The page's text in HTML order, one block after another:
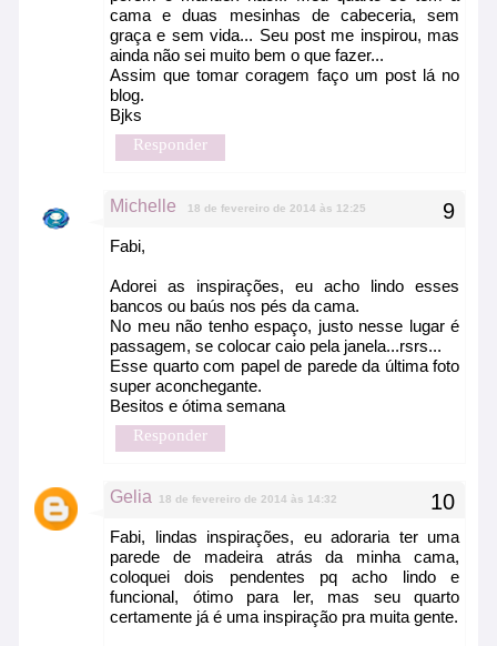
cama e duas mesinhas de cabeceria, sem
graça e sem vida... Seu post me inspirou, mas
ainda não sei muito bem o que fazer...
Assim que tomar coragem faço um post lá no
blog.
Bjks
Responder
Michelle 18 de fevereiro de 2014 às 12:25
Fabi,
Adorei as inspirações, eu acho lindo esses
bancos ou baús nos pés da cama.
No meu não tenho espaço, justo nesse lugar é
passagem, se colocar caio pela janela...rsrs...
Esse quarto com papel de parede da última foto
super aconchegante.
Besitos e ótima semana
Responder
Gelia 18 de fevereiro de 2014 às 14:32
Fabi, lindas inspirações, eu adoraria ter uma
parede de madeira atrás da minha cama,
coloquei dois pendentes pq acho lindo e
funcional, ótimo para ler, mas seu quarto
certamente já é uma inspiração pra muita gente.